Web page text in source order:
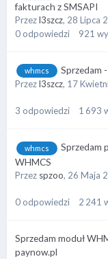
fakturach z SMSAPI
Przezl3szcz, 28 Lipca
0 odpowiedzi 921
whmcs
Sprzedam
Przezl3szcz, 17
3 odpowiedzi 1 693
whmcs
Sprzedam
WHMCS
Przez spzoo, 26 Maja
0 odpowiedzi 2 241
Sprzedam moduł
paynow.pl